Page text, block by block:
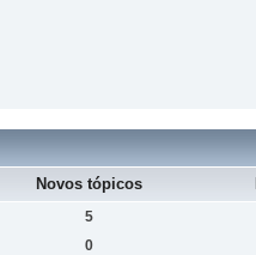
Novos tópicos
5
0